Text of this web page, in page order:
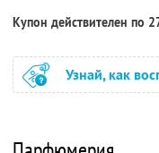
Купон действителен по
Узнай, как